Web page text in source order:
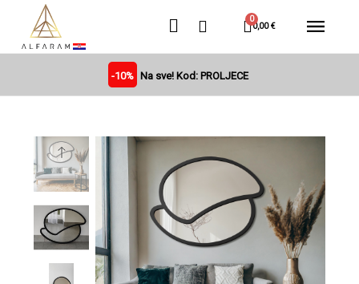
0,00 €
-10% Na sve! Kod: PROLJECE